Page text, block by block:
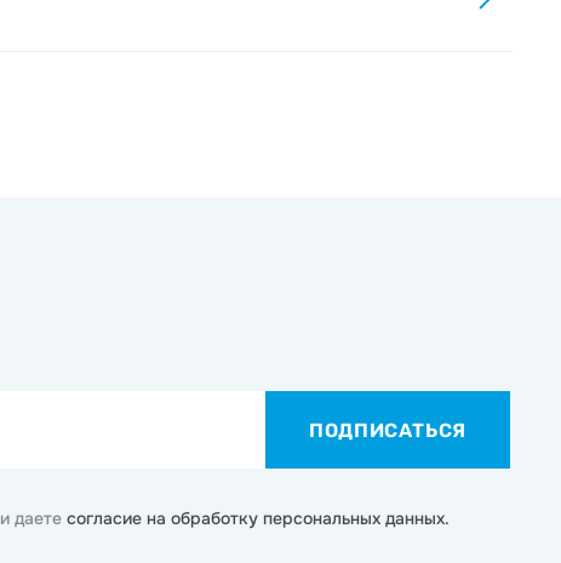
ПОДПИСАТЬСЯ
и даете согласие на обработку персональных данных.